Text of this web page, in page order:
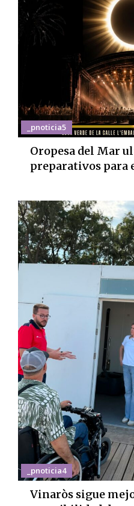
_pnoticia5
Oropesa del Mar
preparativos para
_pnoticia4
Vinaròs sigue